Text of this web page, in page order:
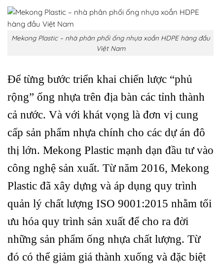
Mekong Plastic – nhà phân phối ống nhựa xoắn HDPE hàng đầu
Việt Nam
Để từng bước triển khai chiến lược “phủ
rộng” ống nhựa trên địa bàn các tỉnh thành
cả nước. Và với khát vọng là đơn vị cung
cấp sản phẩm nhựa chính cho các dự án đô
thị lớn. Mekong Plastic mạnh dạn đầu tư vào
công nghệ sản xuất. Từ năm 2016, Mekong
Plastic đã xây dựng và áp dụng quy trình
quản lý chất lượng ISO 9001:2015 nhằm tối
ưu hóa quy trình sản xuất để cho ra đời
những sản phẩm ống nhựa chất lượng. Từ
đó có thể giảm giá thành xuống và đặc biệt